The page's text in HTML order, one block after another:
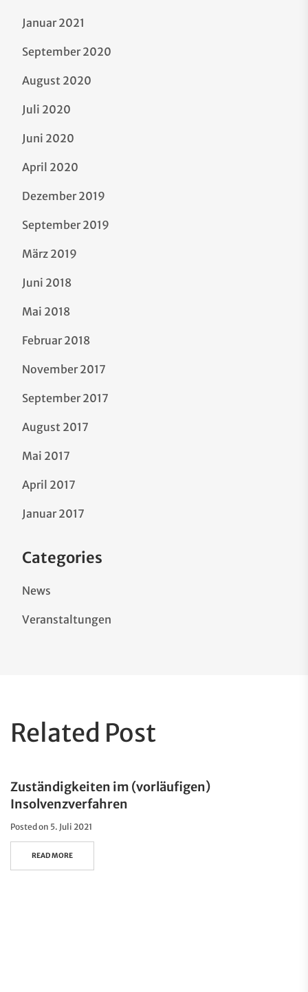
Januar 2021
September 2020
August 2020
Juli 2020
Juni 2020
April 2020
Dezember 2019
September 2019
März 2019
Juni 2018
Mai 2018
Februar 2018
November 2017
September 2017
August 2017
Mai 2017
April 2017
Januar 2017
Categories
News
Veranstaltungen
Related Post
Zuständigkeiten im (vorläufigen)
Insolvenzverfahren
Posted on 5. Juli 2021
READ MORE